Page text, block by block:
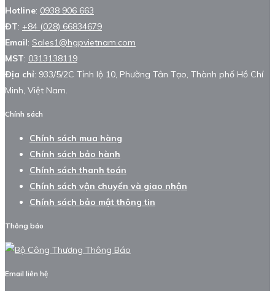
Hotline: 0938 906 663
ĐT: +84 (028) 66834679
Email: Sales1@hgpvietnam.com
MST: 0313138119
Địa chỉ: 933/5/2C Tỉnh lộ 10, Phường Tân Tạo, Thành phố Hồ Chí
Minh, Việt Nam.
Chính sách
Chính sách mua hàng
Chính sách bảo hành
Chính sách thanh toán
Chính sách vận chuyển và giao nhận
Chính sách bảo mật thông tin
Thông báo
Email liên hệ